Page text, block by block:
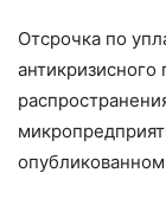
Отсрочка по
антикризисного
опубликованном